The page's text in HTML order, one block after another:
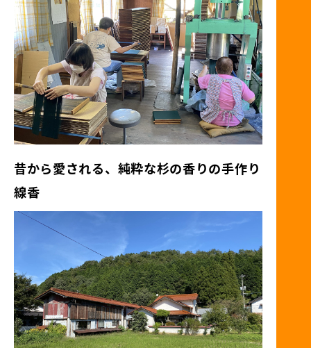
昔から愛される、純粋な杉の香りの手作り
線香